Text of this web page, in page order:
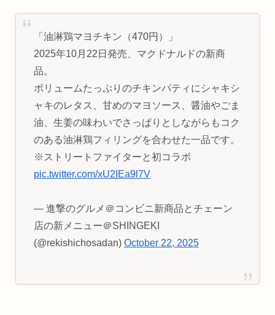
「油淋鶏マヨチキン（470円）」
2025年10月22日発売、マクドナルドの新商
品。
ボリュームたっぷりのチキンパティにシャキシ
ャキのレタス、甘めのマヨソース、醤油やごま
油、生姜の味わいでさっぱりとしながらもコク
のある油淋鶏フィリングを合わせた一品です。
※ストリートファイターと初コラボ
pic.twitter.com/xU2IEa9l7V
— 進撃のグルメ＠コンビニ新商品とチェーン
店の新メニュー＠SHINGEKI
(@rekishichosadan) October 22, 2025